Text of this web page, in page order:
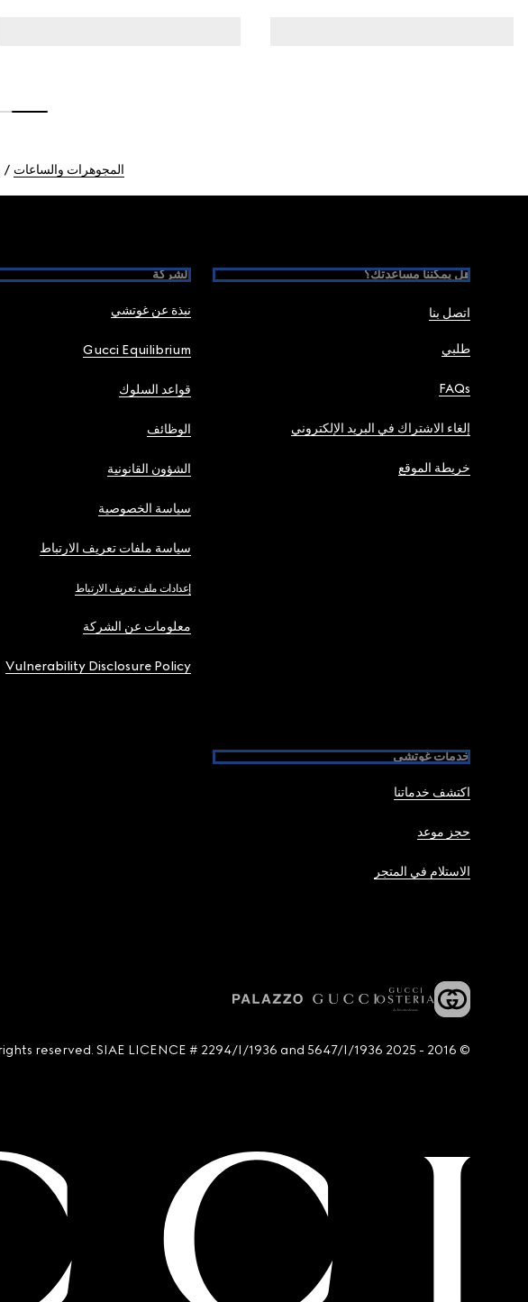
المجوهرات والساعات
هل يمكننا مساعدتك؟
اتصل بنا
طلبي
FAQs
إلغاء الاشتراك في البريد الإلكتروني
خريطة الموقع
الشركة
نبذة عن غوتشي
Gucci Equilibrium
قواعد السلوك
الوظائف
الشؤون القانونية
سياسة الخصوصية
سياسة ملفات تعريف الارتباط
إعدادات ملف تعريف الارتباط
معلومات عن الشركة
Vulnerability Disclosure Policy
خدمات غوتشي
اكتشف خدماتنا
حجز موعد
الاستلام في المتجر
© 2016 - 2025 Guccio Gucci S.p.A. - All rights reserved. SIAE LICENCE # 2294/I/1936 and 5647/I/1936